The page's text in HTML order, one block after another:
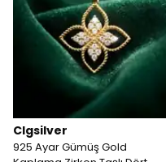
Clgsilver
925 Ayar Gümüş Gold